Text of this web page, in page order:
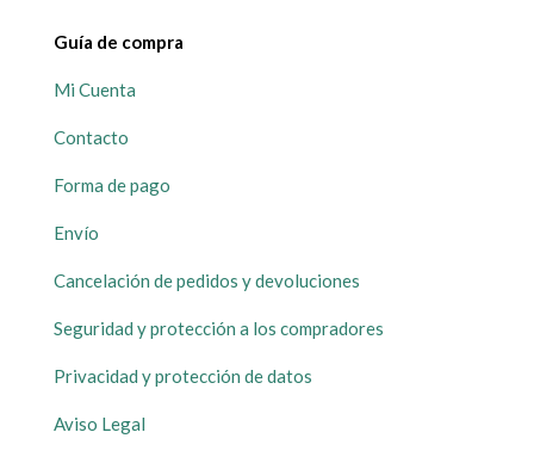
Guía de compra
Mi Cuenta
Contacto
Forma de pago
Envío
Cancelación de pedidos y devoluciones
Seguridad y protección a los compradores
Privacidad y protección de datos
Aviso Legal